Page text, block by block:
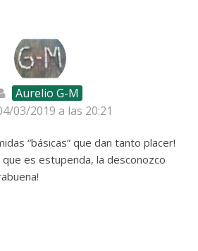
Aurelio G-M
03/2019 a las 20:21
“básicas” que dan tanto placer!
es estupenda, la desconozco